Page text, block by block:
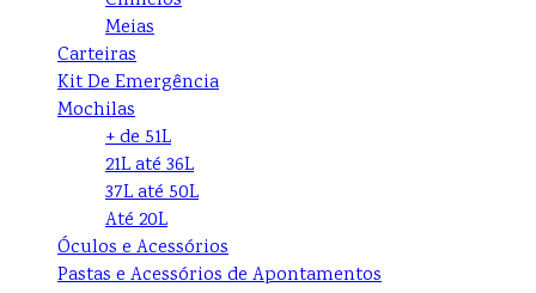
Meias
Carteiras
Kit De Emergência
Mochilas
+ de 51L
21L até 36L
37L até 50L
Até 20L
Óculos e Acessórios
Pastas e Acessórios de Apontamentos